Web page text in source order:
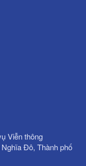
Viễn thông
Đô, Thành phố